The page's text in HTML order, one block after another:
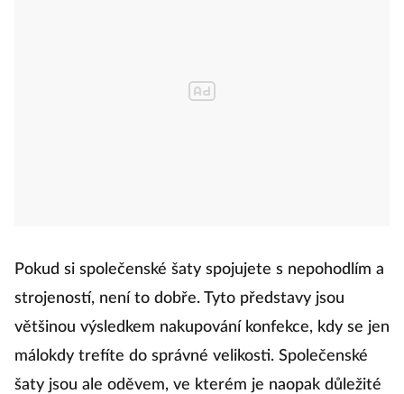
Pokud si společenské šaty spojujete s nepohodlím a
strojeností, není to dobře. Tyto představy jsou
většinou výsledkem nakupování konfekce, kdy se jen
málokdy trefíte do správné velikosti. Společenské
šaty jsou ale oděvem, ve kterém je naopak důležité